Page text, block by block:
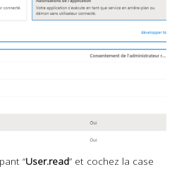
“User.read” et cochez la case